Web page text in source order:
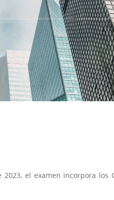
el examen incorpora los